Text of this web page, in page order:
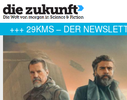
+++ 29KMS – DER